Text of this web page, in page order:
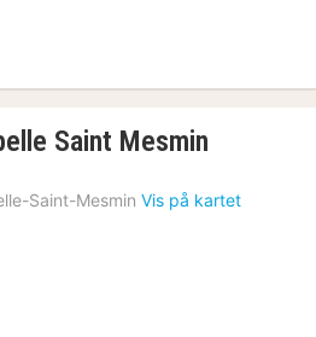
Saint Mesmin
fra
Saint-Mesmin Vis på kartet